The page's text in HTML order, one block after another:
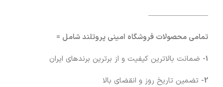
————————
تمامی محصولات فروشگاه امینی پروتلند شامل =
1- ضمانت بالاترین کیفیت و از برترین برندهای ایران
2- تضمین تاریخ روز و انقضای بالا